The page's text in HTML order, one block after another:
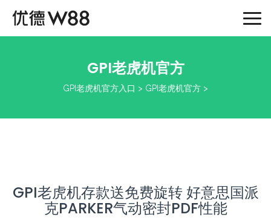
GPI老虎机官方
GPI老虎机官方入口 > GPI老虎机官方 >
GPI老虎机存款送免费旋转 好意思国派
克PARKER气动密封PDF性能